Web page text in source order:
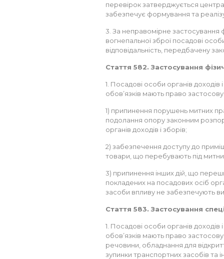
перевірок затверджується
забезпечує формування та
3. За неправомірне застосування
вогнепальної зброї посадові
відповідальність, передбачену
Стаття 582. Застосування
1. Посадові особи органів
обов’язків мають право
1) припинення порушень митних
подолання опору законним
органів доходів і зборів;
2) забезпечення доступу до
товари, що перебувають під
3) припинення інших дій, що
покладених на посадових осіб
засоби впливу не забезпечують
Стаття 583. Застосування
1. Посадові особи органів
обов’язків мають право
речовини, обладнання для
зупинки транспортних засобів та